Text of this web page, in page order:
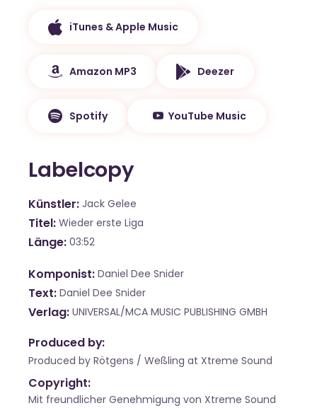
iTunes & Apple Music
Amazon MP3 Deezer
Spotify YouTube Music
Labelcopy
Künstler Jack Gelee
Titel Wieder erste Liga
Länge 03:52
Komponist Daniel Dee Snider
Text Daniel Dee Snider
Verlag UNIVERSAL/MCA MUSIC PUBLISHING GMBH
Produced by:
Produced by Rötgens / Weßling at Xtreme Sound
Copyright:
Mit freundlicher Genehmigung von Xtreme Sound